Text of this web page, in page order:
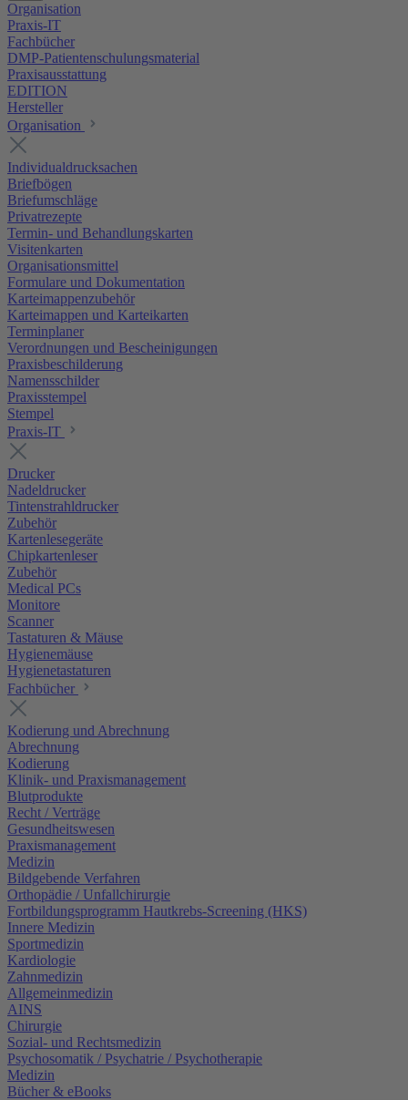
Organisation
Praxis-IT
Fachbücher
DMP-Patientenschulungsmaterial
Praxisausstattung
EDITION
Hersteller
Organisation
Individualdrucksachen
Briefbögen
Briefumschläge
Privatrezepte
Termin- und Behandlungskarten
Visitenkarten
Organisationsmittel
Formulare und Dokumentation
Karteimappenzubehör
Karteimappen und Karteikarten
Terminplaner
Verordnungen und Bescheinigungen
Praxisbeschilderung
Namensschilder
Praxisstempel
Stempel
Praxis-IT
Drucker
Nadeldrucker
Tintenstrahldrucker
Zubehör
Kartenlesegeräte
Chipkartenleser
Zubehör
Medical PCs
Monitore
Scanner
Tastaturen & Mäuse
Hygienemäuse
Hygienetastaturen
Fachbücher
Kodierung und Abrechnung
Abrechnung
Kodierung
Klinik- und Praxismanagement
Blutprodukte
Recht / Verträge
Gesundheitswesen
Praxismanagement
Medizin
Bildgebende Verfahren
Orthopädie / Unfallchirurgie
Fortbildungsprogramm Hautkrebs-Screening (HKS)
Innere Medizin
Sportmedizin
Kardiologie
Zahnmedizin
Allgemeinmedizin
AINS
Chirurgie
Sozial- und Rechtsmedizin
Psychosomatik / Psychatrie / Psychotherapie
Medizin
Bücher & eBooks